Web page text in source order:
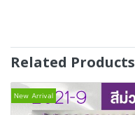
Related Products
New Arrival